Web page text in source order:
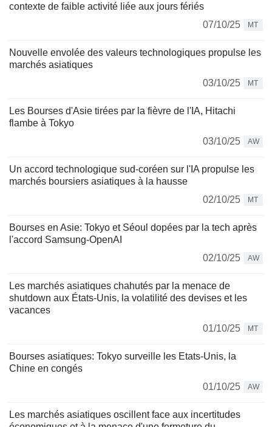
contexte de faible activité liée aux jours fériés
07/10/25
MT
Nouvelle envolée des valeurs technologiques propulse les
marchés asiatiques
03/10/25
MT
Les Bourses d'Asie tirées par la fièvre de l'IA, Hitachi
flambe à Tokyo
03/10/25
AW
Un accord technologique sud-coréen sur l'IA propulse les
marchés boursiers asiatiques à la hausse
02/10/25
MT
Bourses en Asie: Tokyo et Séoul dopées par la tech après
l'accord Samsung-OpenAI
02/10/25
AW
Les marchés asiatiques chahutés par la menace de
shutdown aux États-Unis, la volatilité des devises et les
vacances
01/10/25
MT
Bourses asiatiques: Tokyo surveille les Etats-Unis, la
Chine en congés
01/10/25
AW
Les marchés asiatiques oscillent face aux incertitudes